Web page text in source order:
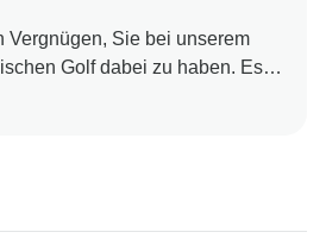
Vergnügen, Sie bei unserem
Golf dabei zu haben. Es
die Inseln und die
zu einem weiteren